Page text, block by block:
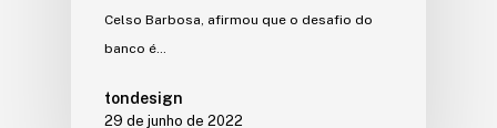
Celso Barbosa, afirmou que o desafio do
banco é…
tondesign
29 de junho de 2022